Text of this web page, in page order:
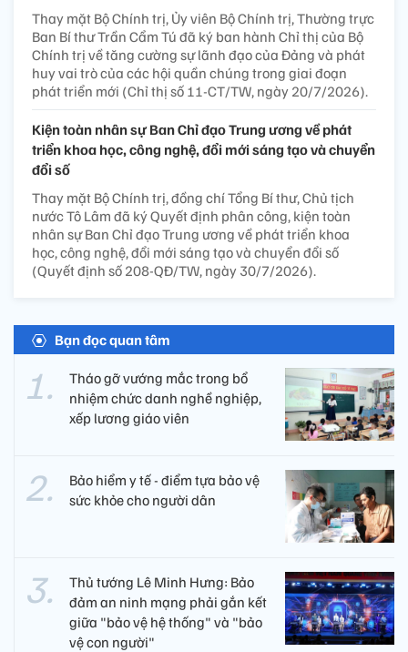
Thay mặt Bộ Chính trị, Ủy viên Bộ Chính trị, Thường trực
Ban Bí thư Trần Cẩm Tú đã ký ban hành Chỉ thị của Bộ
Chính trị về tăng cường sự lãnh đạo của Đảng và phát
huy vai trò của các hội quần chúng trong giai đoạn
phát triển mới (Chỉ thị số 11-CT/TW, ngày 20/7/2026).
Kiện toàn nhân sự Ban Chỉ đạo Trung ương về phát
triển khoa học, công nghệ, đổi mới sáng tạo và chuyển
đổi số
Thay mặt Bộ Chính trị, đồng chí Tổng Bí thư, Chủ tịch
nước Tô Lâm đã ký Quyết định phân công, kiện toàn
nhân sự Ban Chỉ đạo Trung ương về phát triển khoa
học, công nghệ, đổi mới sáng tạo và chuyển đổi số
(Quyết định số 208-QĐ/TW, ngày 30/7/2026).
Bạn đọc quan tâm
Tháo gỡ vướng mắc trong bổ
nhiệm chức danh nghề nghiệp,
xếp lương giáo viên
Bảo hiểm y tế - điểm tựa bảo vệ
sức khỏe cho người dân
Thủ tướng Lê Minh Hưng: Bảo
đảm an ninh mạng phải gắn kết
giữa "bảo vệ hệ thống" và "bảo
vệ con người"